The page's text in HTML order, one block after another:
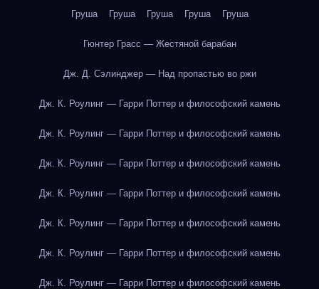
Груша Груша Груша Груша Груша
Гюнтер Грасс — Жестяной барабан
Дж. Д. Сэлинджер — Над пропастью во ржи
Дж. К. Роулинг — Гарри Поттер и философский камень
Дж. К. Роулинг — Гарри Поттер и философский камень
Дж. К. Роулинг — Гарри Поттер и философский камень
Дж. К. Роулинг — Гарри Поттер и философский камень
Дж. К. Роулинг — Гарри Поттер и философский камень
Дж. К. Роулинг — Гарри Поттер и философский камень
Дж. К. Роулинг — Гарри Поттер и философский камень